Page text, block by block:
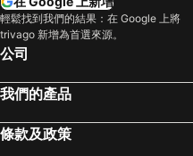
輕鬆找到我們的結果：在 Google 上將
trivago 新增為首選來源。
公司
我們的產品
條款及政策